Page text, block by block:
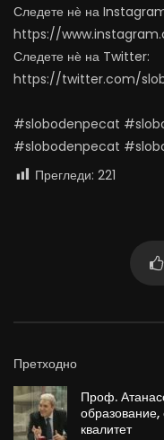
Следете нѐ на
https://
Следете нѐ на Twitter:
https://twitter.com/
#slobodenpecat
#slobodenpecat
Прегледи: 221
Претходно
Проф.
квалитет